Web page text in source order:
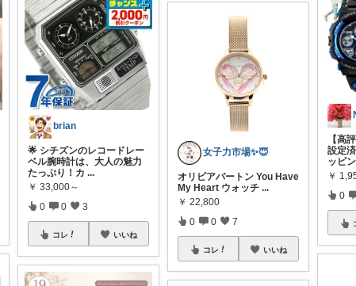
brian
🌟 シチズンのレコードレー
ベル腕時計は、大人の魅力
たっぷり！カ ...
￥ 33,000～
0 0 3
コレ いいね
女子力市場✨😇
オリビアバートン You Have
My Heart ウォッチ ...
￥ 22,800
0 0 7
コレ いいね
【高
設定
ッピ
￥
0